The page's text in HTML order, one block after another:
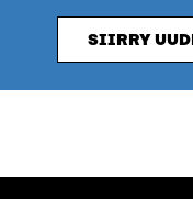
SIIRRY